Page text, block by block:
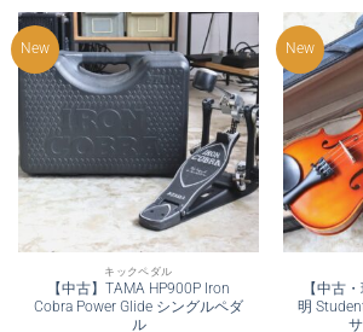
New
キックペダル
【中古】TAMA HP900P Iron
Cobra Power Glide シングルペダ
ル
New
【中古
明